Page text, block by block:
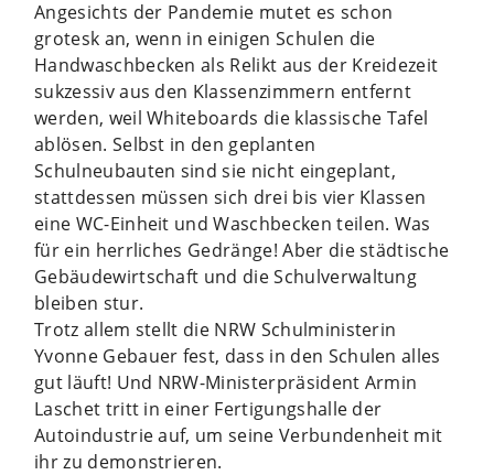
Angesichts der Pandemie mutet es schon
grotesk an, wenn in einigen Schulen die
Handwaschbecken als Relikt aus der Kreidezeit
sukzessiv aus den Klassenzimmern entfernt
werden, weil Whiteboards die klassische Tafel
ablösen. Selbst in den geplanten
Schulneubauten sind sie nicht eingeplant,
stattdessen müssen sich drei bis vier Klassen
eine WC-Einheit und Waschbecken teilen. Was
für ein herrliches Gedränge! Aber die städtische
Gebäudewirtschaft und die Schulverwaltung
bleiben stur.
Trotz allem stellt die NRW Schulministerin
Yvonne Gebauer fest, dass in den Schulen alles
gut läuft! Und NRW-Ministerpräsident Armin
Laschet tritt in einer Fertigungshalle der
Autoindustrie auf, um seine Verbundenheit mit
ihr zu demonstrieren.